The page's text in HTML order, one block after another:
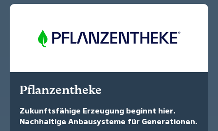
Pflanzentheke
Zukunftsfähige Erzeugung beginnt hier.
Nachhaltige Anbausysteme für Generationen.